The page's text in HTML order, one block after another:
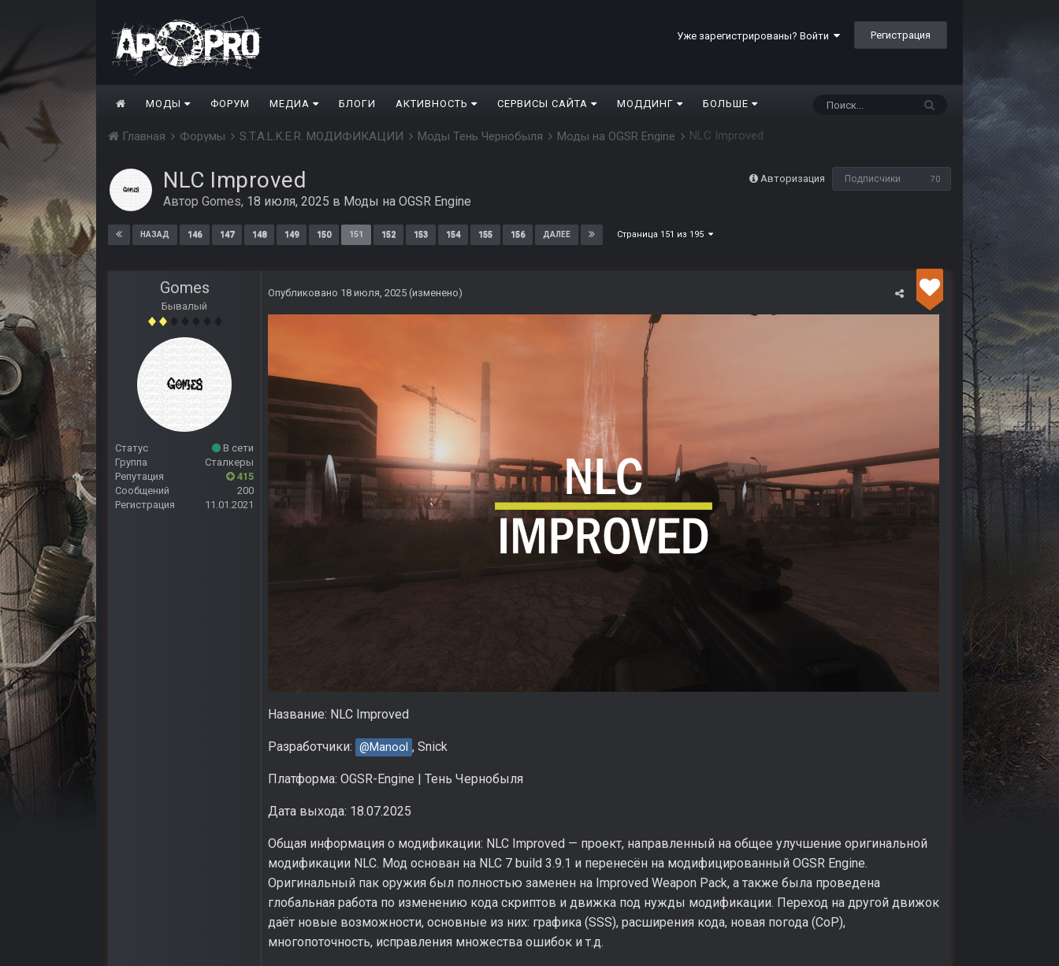
Уже зарегистрированы? Войти Регистрация
МОДЫ ФОРУМ МЕДИА БЛОГИ АКТИВНОСТЬ СЕРВИСЫ САЙТА МОДДИНГ БОЛЬШЕ
Главная Форумы S.T.A.L.K.E.R. МОДИФИКАЦИИ Моды Тень Чернобыля Моды на OGSR Engine NLC Improved
Авторизация Подписчики 70
NLC Improved
Автор Gomes, 18 июля, 2025 в Моды на OGSR Engine
НАЗАД 146 147 148 149 150 151 152 153 154 155 156 ДАЛЕЕ Страница 151 из 195
Gomes
Бывалый
Статус
В сети
Группа
Сталкеры
Репутация
415
Сообщений
200
Регистрация
11.01.2021
Опубликовано 18 июля, 2025 (изменено)
Название: NLC Improved
Разработчики: @Manool , Snick
Платформа: OGSR-Engine | Тень Чернобыля
Дата выхода: 18.07.2025
Общая информация о модификации: NLC Improved — проект, направленный на общее улучшение оригинальной
модификации NLC. Мод основан на NLC 7 build 3.9.1 и перенесён на модифицированный OGSR Engine.
Оригинальный пак оружия был полностью заменен на Improved Weapon Pack, а также была проведена
глобальная работа по изменению кода скриптов и движка под нужды модификации. Переход на другой движок
даёт новые возможности, основные из них: графика (SSS), расширения кода, новая погода (CoP),
многопоточность, исправления множества ошибок и т.д.